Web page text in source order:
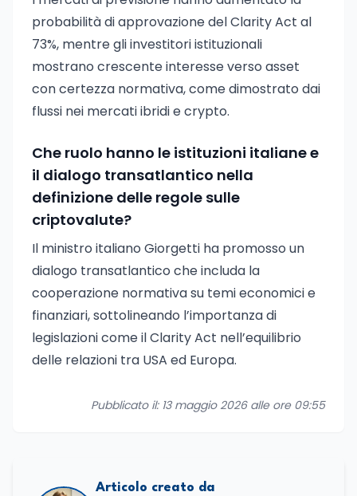
probabilità di approvazione del Clarity Act al
73%, mentre gli investitori istituzionali
mostrano crescente interesse verso asset
con certezza normativa, come dimostrato dai
flussi nei mercati ibridi e crypto.
Che ruolo hanno le istituzioni italiane e
il dialogo transatlantico nella
definizione delle regole sulle
criptovalute?
Il ministro italiano Giorgetti ha promosso un
dialogo transatlantico che includa la
cooperazione normativa su temi economici e
finanziari, sottolineando l’importanza di
legislazioni come il Clarity Act nell’equilibrio
delle relazioni tra USA ed Europa.
Pubblicato il: 13 maggio 2026 alle ore 09:55
Articolo creato da